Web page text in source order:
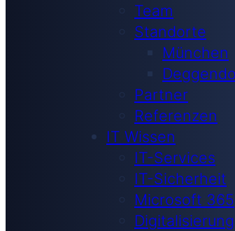
Team
Standorte
München
Partner
Referenzen
IT Wissen
IT-Services
IT-Sicherheit
Microsoft 365
Digitalisierung